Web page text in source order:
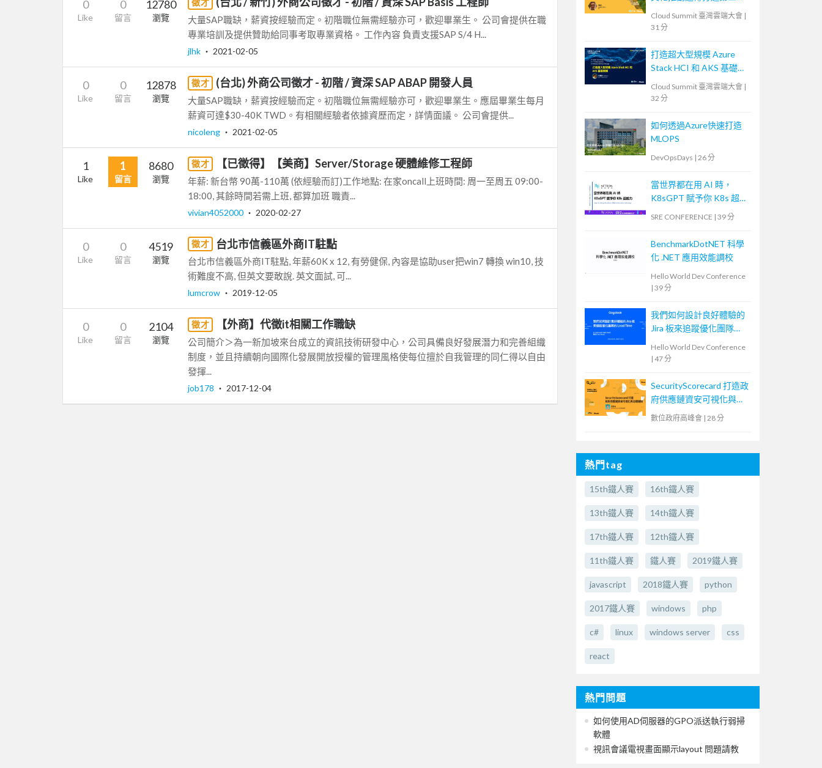
0
Like
0
留言
12780
瀏覽
徵才
大量SAP職缺，薪資按經驗而定。初階職位無需經驗亦可，歡迎畢業生。 公司會提供在職
專業培訓及提供贊助給同事考取專業資格。 工作內容 負責支援SAP S/4 H...
jlhk ‧ 2021-02-05
0
Like
0
留言
12878
瀏覽
徵才 (台北) 外商公司徵才 - 初階 / 資深 SAP ABAP 開發人員
大量SAP職缺，薪資按經驗而定。初階職位無需經驗亦可，歡迎畢業生。應屆畢業生每月
薪資可達$30-40K TWD。有相關經驗者依據資歷而定，詳情面議。 公司會提供...
nicoleng ‧ 2021-02-05
1
Like
1
留言
8680
瀏覽
徵才 【已徵得】【美商】Server/Storage 硬體維修工程師
年薪: 新台幣 90萬-110萬 (依經驗而訂)工作地點: 在家oncall上班時間: 周一至周五 09:00-
18:00, 其餘時間若需上班, 都算加班 職責...
vivian4052000 ‧ 2020-02-27
0
Like
0
留言
4519
瀏覽
徵才 台北市信義區外商IT駐點
台北市信義區外商IT駐點, 年薪60K x 12, 有勞健保, 內容是協助user把win7 轉換 win10, 技
術難度不高, 但英文要敢說. 英文面試, 可...
lumcrow ‧ 2019-12-05
0
Like
0
留言
2104
瀏覽
徵才 【外商】代徵it相關工作職缺
公司簡介＞為一新加坡來台成立的資訊技術研發中心，公司具備良好發展潛力和完善組織
制度，並且持續朝向國際化發展開放授權的管理風格使每位擅於自我管理的同仁得以自由
發揮...
job178 ‧ 2017-12-04
Cloud Summit 臺灣雲端大會 |
31 分
打造超大型規模 Azure
Stack HCI 和 AKS 基礎架
Cloud Summit 臺灣雲端大會 |
32 分
如何透過Azure快速打造
MLOPS
DevOpsDays | 26 分
當世界都在用 AI 時，
K8sGPT 賦予你 K8s 超能
SRE CONFERENCE | 39 分
BenchmarkDotNET 科學
化 .NET 應用效能調校
Hello World Dev Conference
| 39 分
我們如何設計良好體驗的
Jira 板來追蹤優化團隊
Hello World Dev Conference
| 47 分
SecurityScorecard 打造政
府供應鏈資安可視化與治
理機制
數位政府高峰會 | 28 分
熱門tag
15th鐵人賽 16th鐵人賽
13th鐵人賽 14th鐵人賽
17th鐵人賽 12th鐵人賽
11th鐵人賽 鐵人賽 2019鐵人賽
javascript 2018鐵人賽 python
2017鐵人賽 windows php
c# linux windows server css
react
熱門問題
如何使用AD伺服器的GPO派送執行弱掃
軟體
視訊會議電視畫面顯示layout 問題請教